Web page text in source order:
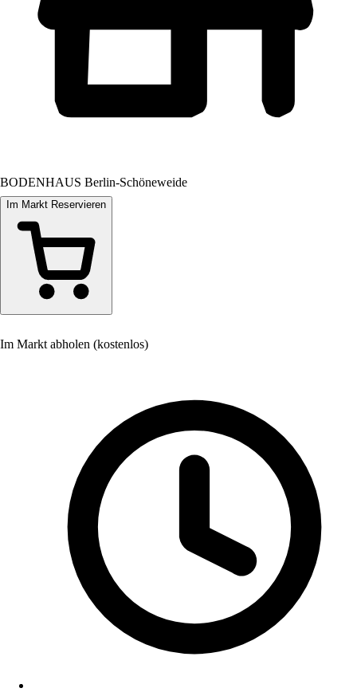
BODENHAUS Berlin-Schöneweide
Im Markt Reservieren
Im Markt abholen (kostenlos)